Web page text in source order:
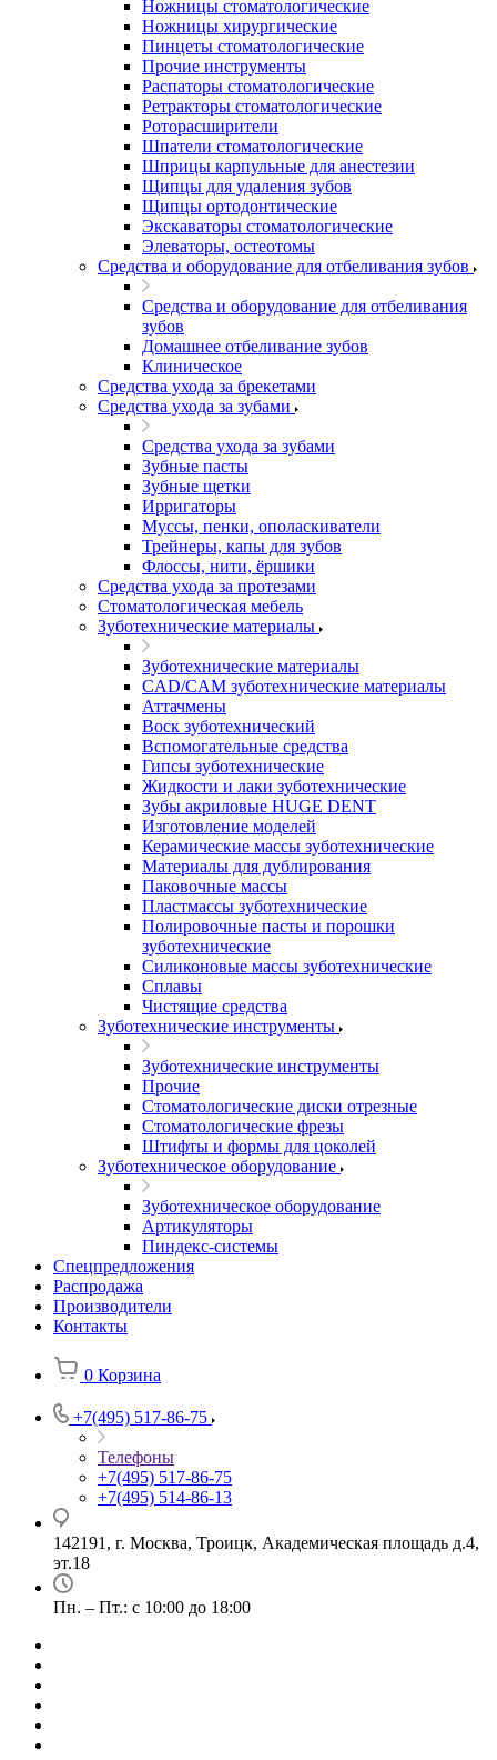
Ножницы стоматологические
Ножницы хирургические
Пинцеты стоматологические
Прочие инструменты
Распаторы стоматологические
Ретракторы стоматологические
Роторасширители
Шпатели стоматологические
Шприцы карпульные для анестезии
Щипцы для удаления зубов
Щипцы ортодонтические
Экскаваторы стоматологические
Элеваторы, остеотомы
Средства и оборудование для отбеливания зубов
Средства и оборудование для отбеливания
зубов
Домашнее отбеливание зубов
Клиническое
Средства ухода за брекетами
Средства ухода за зубами
Средства ухода за зубами
Зубные пасты
Зубные щетки
Ирригаторы
Муссы, пенки, ополаскиватели
Трейнеры, капы для зубов
Флоссы, нити, ёршики
Средства ухода за протезами
Стоматологическая мебель
Зуботехнические материалы
Зуботехнические материалы
CAD/CAM зуботехнические материалы
Аттачмены
Воск зуботехнический
Вспомогательные средства
Гипсы зуботехнические
Жидкости и лаки зуботехнические
Зубы акриловые HUGE DENT
Изготовление моделей
Керамические массы зуботехнические
Материалы для дублирования
Паковочные массы
Пластмассы зуботехнические
Полировочные пасты и порошки
зуботехнические
Силиконовые массы зуботехнические
Сплавы
Чистящие средства
Зуботехнические инструменты
Зуботехнические инструменты
Прочие
Стоматологические диски отрезные
Стоматологические фрезы
Штифты и формы для цоколей
Зуботехническое оборудование
Зуботехническое оборудование
Артикуляторы
Пиндекс-системы
Спецпредложения
Распродажа
Производители
Контакты
0 Корзина
+7(495) 517-86-75
Телефоны
+7(495) 517-86-75
+7(495) 514-86-13
142191, г. Москва, Троицк, Академическая площадь д.4,
эт.18
Пн. – Пт.: с 10:00 до 18:00